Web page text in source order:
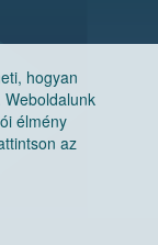
hogyan
élmény
az